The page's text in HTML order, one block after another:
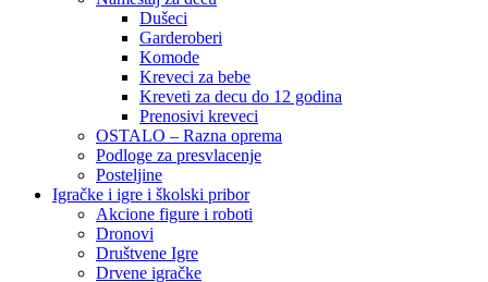
Dušeci
Garderoberi
Komode
Kreveci za bebe
Kreveti za decu do 12 godina
Prenosivi kreveci
OSTALO – Razna oprema
Podloge za presvlacenje
Posteljine
Igračke i igre i školski pribor
Akcione figure i roboti
Dronovi
Društvene Igre
Drvene igračke